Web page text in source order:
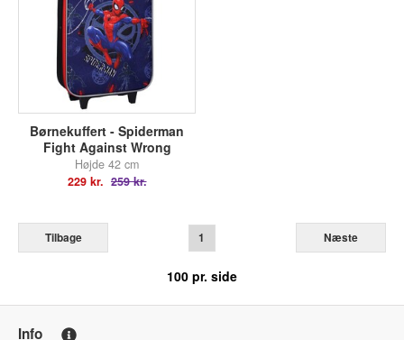
Børnekuffert - Spiderman
Fight Against Wrong
Højde 42 cm
229 kr. 259 kr.
Tilbage 1 Næste
100 pr. side
Info